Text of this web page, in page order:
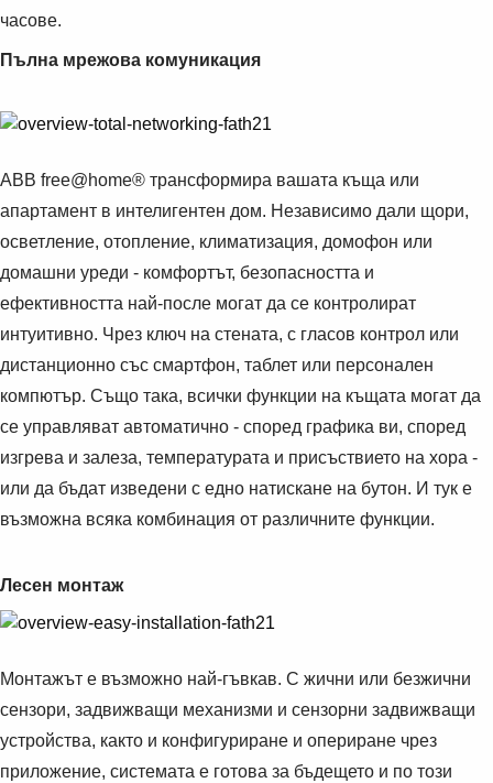
Suggestions
Products
Shopping list preview
часове.
Пълна мрежова комуникация
ABB free@home® трансформира вашата къща или
апартамент в интелигентен дом. Независимо дали щори,
осветление, отопление, климатизация, домофон или
домашни уреди - комфортът, безопасността и
ефективността най-после могат да се контролират
интуитивно. Чрез ключ на стената, с гласов контрол или
дистанционно със смартфон, таблет или персонален
компютър. Също така, всички функции на къщата могат да
се управляват автоматично - според графика ви, според
изгрева и залеза, температурата и присъствието на хора -
или да бъдат изведени с едно натискане на бутон. И тук е
възможна всяка комбинация от различните функции.
Лесен монтаж
Монтажът е възможно най-гъвкав. С жични или безжични
сензори, задвижващи механизми и сензорни задвижващи
устройства, както и конфигуриране и опериране чрез
приложение, системата е готова за бъдещето и по този